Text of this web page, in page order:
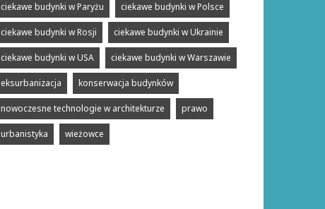
ciekawe budynki w Paryżu ciekawe budynki w Polsce
ciekawe budynki w Rosji ciekawe budynki w Ukrainie
ciekawe budynki w USA ciekawe budynki w Warszawie
eksurbanizacja konserwacja budynków
nowoczesne technologie w architekturze prawo
urbanistyka wieżowce